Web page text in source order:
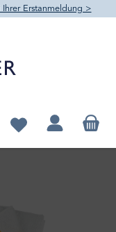
Ihrer Erstanmeldung >
Du hast 0 Produkte